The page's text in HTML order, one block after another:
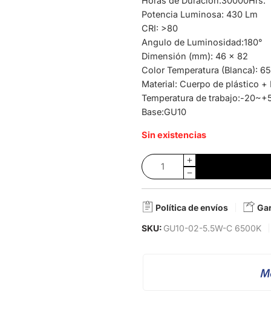
Potencia Luminosa: 430 Lm
CRI: >80
Angulo de Luminosidad:180°
Dimensión (mm): 46 x 82
Color Temperatura (Blanca):
Material: Cuerpo de plástico +
Temperatura de trabajo:-
Base:GU10
Sin existencias
Política de envíos
SKU: GU10-02-5.5W-C 6500K